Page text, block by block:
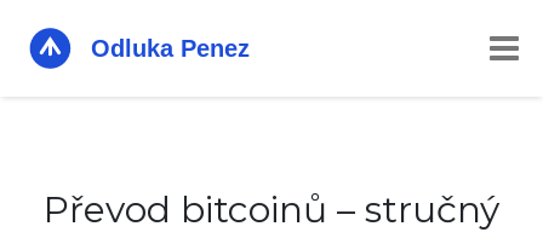
Převod bitcoinů – stručný